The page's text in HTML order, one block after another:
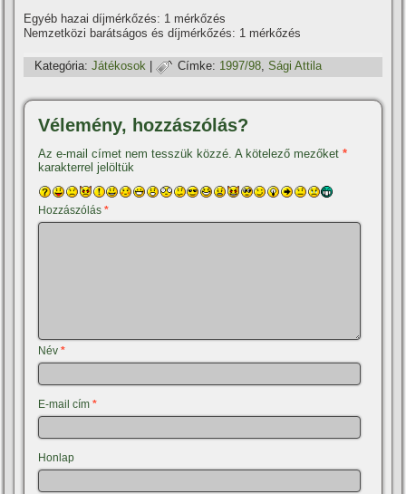
Egyéb hazai dí­jmérkőzés: 1 mérkőzés
Nemzetközi barátságos és dí­jmérkőzés: 1 mérkőzés
Kategória: Játékosok | Címke: 1997/98,Sági Attila
Vélemény, hozzászólás?
Az e-mail címet nem tesszük közzé. A kötelező mezőket*
karakterrel jelöltük
Hozzászólás*
Név*
E-mail cím*
Honlap